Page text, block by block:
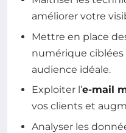
améliorer votre
Mettre en place
numérique
audience idéale.
Exploiter l’e-mail
vos clients et
Analyser les